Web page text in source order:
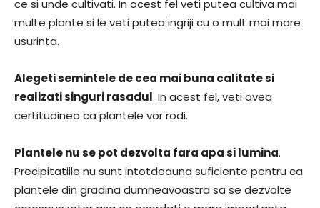
ce si unde cultivati. In acest fel veti putea cultiva mai
multe plante si le veti putea ingriji cu o mult mai mare
usurinta.
Alegeti semintele de cea mai buna calitate si
realizati singuri rasadul. In acest fel, veti avea
certitudinea ca plantele vor rodi.
Plantele nu se pot dezvolta fara apa si lumina.
Precipitatiile nu sunt intotdeauna suficiente pentru ca
plantele din gradina dumneavoastra sa se dezvolte